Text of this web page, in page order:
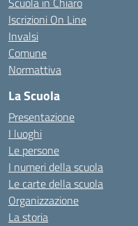
Iscrizioni On Line
Invalsi
Comune
Normattiva
La Scuola
Presentazione
I luoghi
Le persone
I numeri della scuola
Le carte della scuola
Organizzazione
La storia